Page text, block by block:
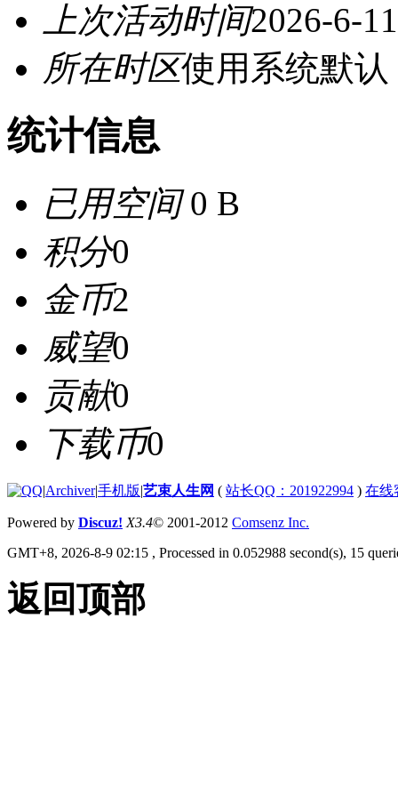
上次活动时间2026-6-
所在时区使用系统默认
统计信息
已用空间0 B
积分0
金币2
威望0
贡献0
下载币0
|Archiver|手机版|艺束人生网 ( 站长QQ：201922994 ) 在线
Powered by Discuz! X3.4© 2001-2012 Comsenz Inc.
GMT+8, 2026-8-9 02:15 , Processed in 0.052988 second(s), 15
返回顶部